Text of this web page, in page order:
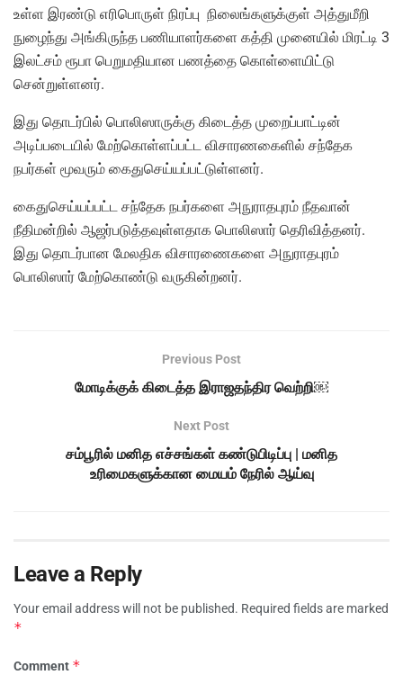
உள்ள இரண்டு எரிபொருள் நிரப்பு நிலைங்களுக்குள் அத்துமீறி
நுழைந்து அங்கிருந்த பணியாளர்களை கத்தி முனையில் மிரட்டி 3
இலட்சம் ரூபா பெறுமதியான பணத்தை கொள்ளையிட்டு
சென்றுள்ளனர்.
இது தொடர்பில் பொலிஸாருக்கு கிடைத்த முறைப்பாட்டின்
அடிப்படையில் மேற்கொள்ளப்பட்ட விசாரணகைளில் சந்தேக
நபர்கள் மூவரும் கைதுசெய்யப்பட்டுள்ளனர்.
கைதுசெய்யப்பட்ட சந்தேக நபர்களை அநுராதபுரம் நீதவான்
நீதிமன்றில் ஆஜர்படுத்தவுள்ளதாக பொலிஸார் தெரிவித்தனர்.
இது தொடர்பான மேலதிக விசாரணைகளை அநுராதபுரம்
பொலிஸார் மேற்கொண்டு வருகின்றனர்.
Previous Post
மோடிக்குக் கிடைத்த இராஜதந்திர வெற்றி￼
Next Post
சம்பூரில் மனித எச்சங்கள் கண்டுபிடிப்பு | மனித
உரிமைகளுக்கான மையம் நேரில் ஆய்வு
Leave a Reply
Your email address will not be published. Required fields are marked
*
Comment *